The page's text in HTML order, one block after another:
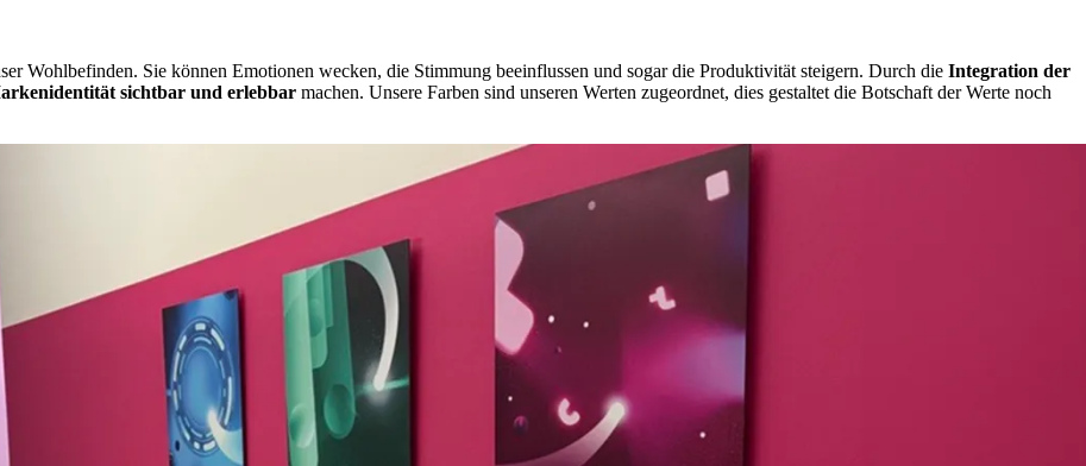
Wohlbefinden. Sie können Emotionen wecken, die Stimmung beeinflussen und sogar die Produktivität steigern. Durch die Integration der
sichtbar und erlebbar machen. Unsere Farben sind unseren Werten zugeordnet, dies gestaltet die Botschaft der Werte noch